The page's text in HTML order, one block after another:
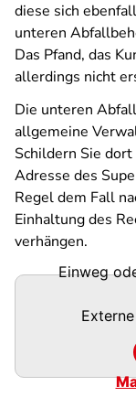
diese sich
unteren
Das Pfand, das
allerdings nicht
Die unteren
allgemeine
Schildern Sie
Adresse des
Regel dem Fall
Einhaltung des
verhängen.
Einweg